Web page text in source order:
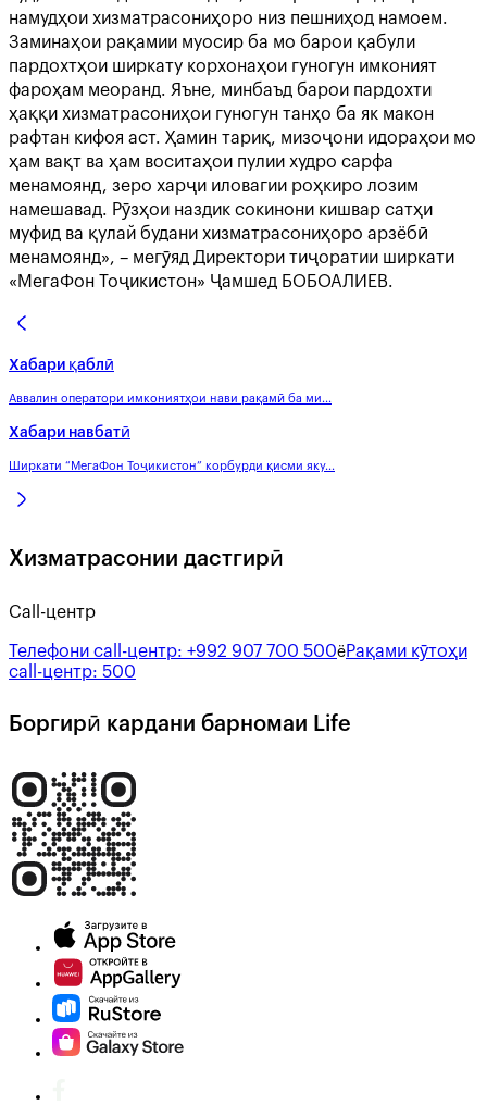
намудҳои хизматрасониҳоро низ пешниҳод намоем.
Заминаҳои рақамии муосир ба мо барои қабули
пардохтҳои ширкату корхонаҳои гуногун имконият
фароҳам меоранд. Яъне, минбаъд барои пардохти
ҳаққи хизматрасониҳои гуногун танҳо ба як макон
рафтан кифоя аст. Ҳамин тариқ, мизоҷони идораҳои мо
ҳам вақт ва ҳам воситаҳои пулии худро сарфа
менамоянд, зеро харҷи иловагии роҳкиро лозим
намешавад. Рӯзҳои наздик сокинони кишвар сатҳи
муфид ва қулай будани хизматрасониҳоро арзёбӣ
менамоянд», – мегӯяд Директори тиҷоратии ширкати
«МегаФон Тоҷикистон» Ҷамшед БОБОАЛИЕВ.
Хабари қаблӣ
Аввалин оператори имкониятҳои нави рақамӣ ба ми...
Хабари навбатӣ
Ширкати “МегаФон Тоҷикистон” корбурди қисми яку...
Хизматрасонии дастгирӣ
Call-центр
Телефони call-центр: +992 907 700 500ёРақами кӯтоҳи
call-центр: 500
Боргирӣ кардани барномаи Life